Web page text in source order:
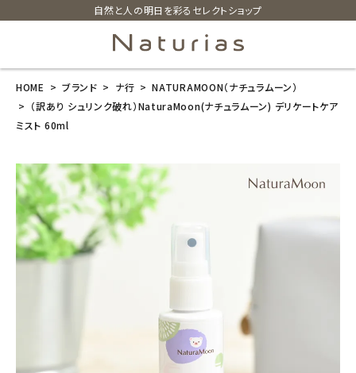
自然と人の明日を彩るセレクトショップ
search
（訳あり シュリ
HOME ブランド ナ行
NATURAMOON（ナチュラムーン）
（訳あり シュリンク破れ）NaturaMoon(ナチュラムーン) デリケートケア
ミスト 60ml